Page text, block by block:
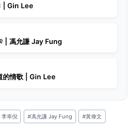
| Gin Lee
| 馮允謙 Jay Fung
的情歌 | Gin Lee
幸倪 #馮允謙 Jay Fung #黃偉文